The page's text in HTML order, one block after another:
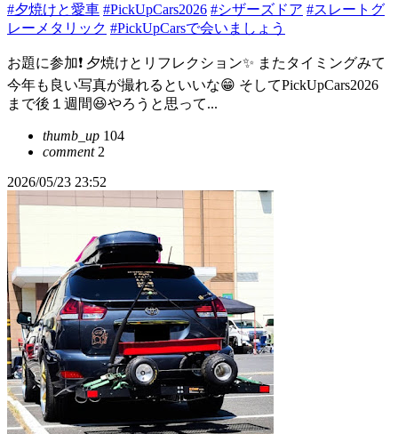
#夕焼けと愛車 #PickUpCars2026 #シザーズドア #スレートグ
レーメタリック #PickUpCarsで会いましょう
お題に参加❗ 夕焼けとリフレクション✨ またタイミングみて
今年も良い写真が撮れるといいな😁 そしてPickUpCars2026
まで後１週間😆やろうと思って...
thumb_up 104
comment2
2026/05/23 23:52